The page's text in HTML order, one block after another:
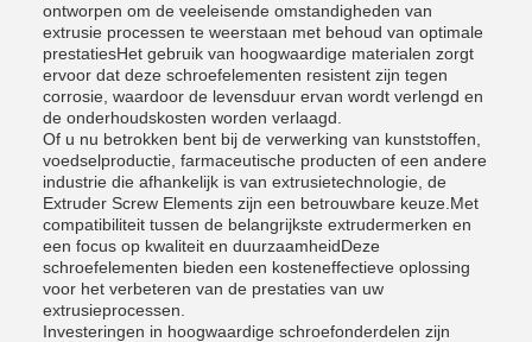
ontworpen om de veeleisende omstandigheden van
extrusie processen te weerstaan met behoud van optimale
prestatiesHet gebruik van hoogwaardige materialen zorgt
ervoor dat deze schroefelementen resistent zijn tegen
corrosie, waardoor de levensduur ervan wordt verlengd en
de onderhoudskosten worden verlaagd.
Of u nu betrokken bent bij de verwerking van kunststoffen,
voedselproductie, farmaceutische producten of een andere
industrie die afhankelijk is van extrusietechnologie, de
Extruder Screw Elements zijn een betrouwbare keuze.Met
compatibiliteit tussen de belangrijkste extrudermerken en
een focus op kwaliteit en duurzaamheidDeze
schroefelementen bieden een kosteneffectieve oplossing
voor het verbeteren van de prestaties van uw
extrusieprocessen.
Investeringen in hoogwaardige schroefonderdelen zijn